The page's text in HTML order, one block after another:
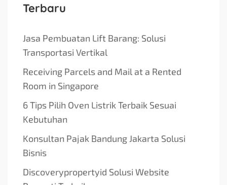
Terbaru
Jasa Pembuatan Lift Barang: Solusi
Transportasi Vertikal
Receiving Parcels and Mail at a Rented
Room in Singapore
6 Tips Pilih Oven Listrik Terbaik Sesuai
Kebutuhan
Konsultan Pajak Bandung Jakarta Solusi
Bisnis
Discoverypropertyid Solusi Website